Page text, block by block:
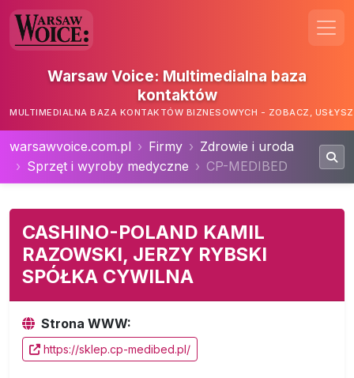
Warsaw Voice: Multimedialna baza
kontaktów
MULTIMEDIALNA BAZA KONTAKTÓW BIZNESOWYCH - ZOBACZ,
warsawvoice.com.pl Firmy
Zdrowie i uroda
Sprzęt i wyroby medyczne
CP-MEDIBED
CASHINO-POLAND KAMIL
RAZOWSKI, JERZY RYBSKI
SPÓŁKA CYWILNA
Strona WWW:
https://sklep.cp-medibed.pl/